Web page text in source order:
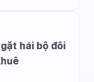
hái bộ đôi